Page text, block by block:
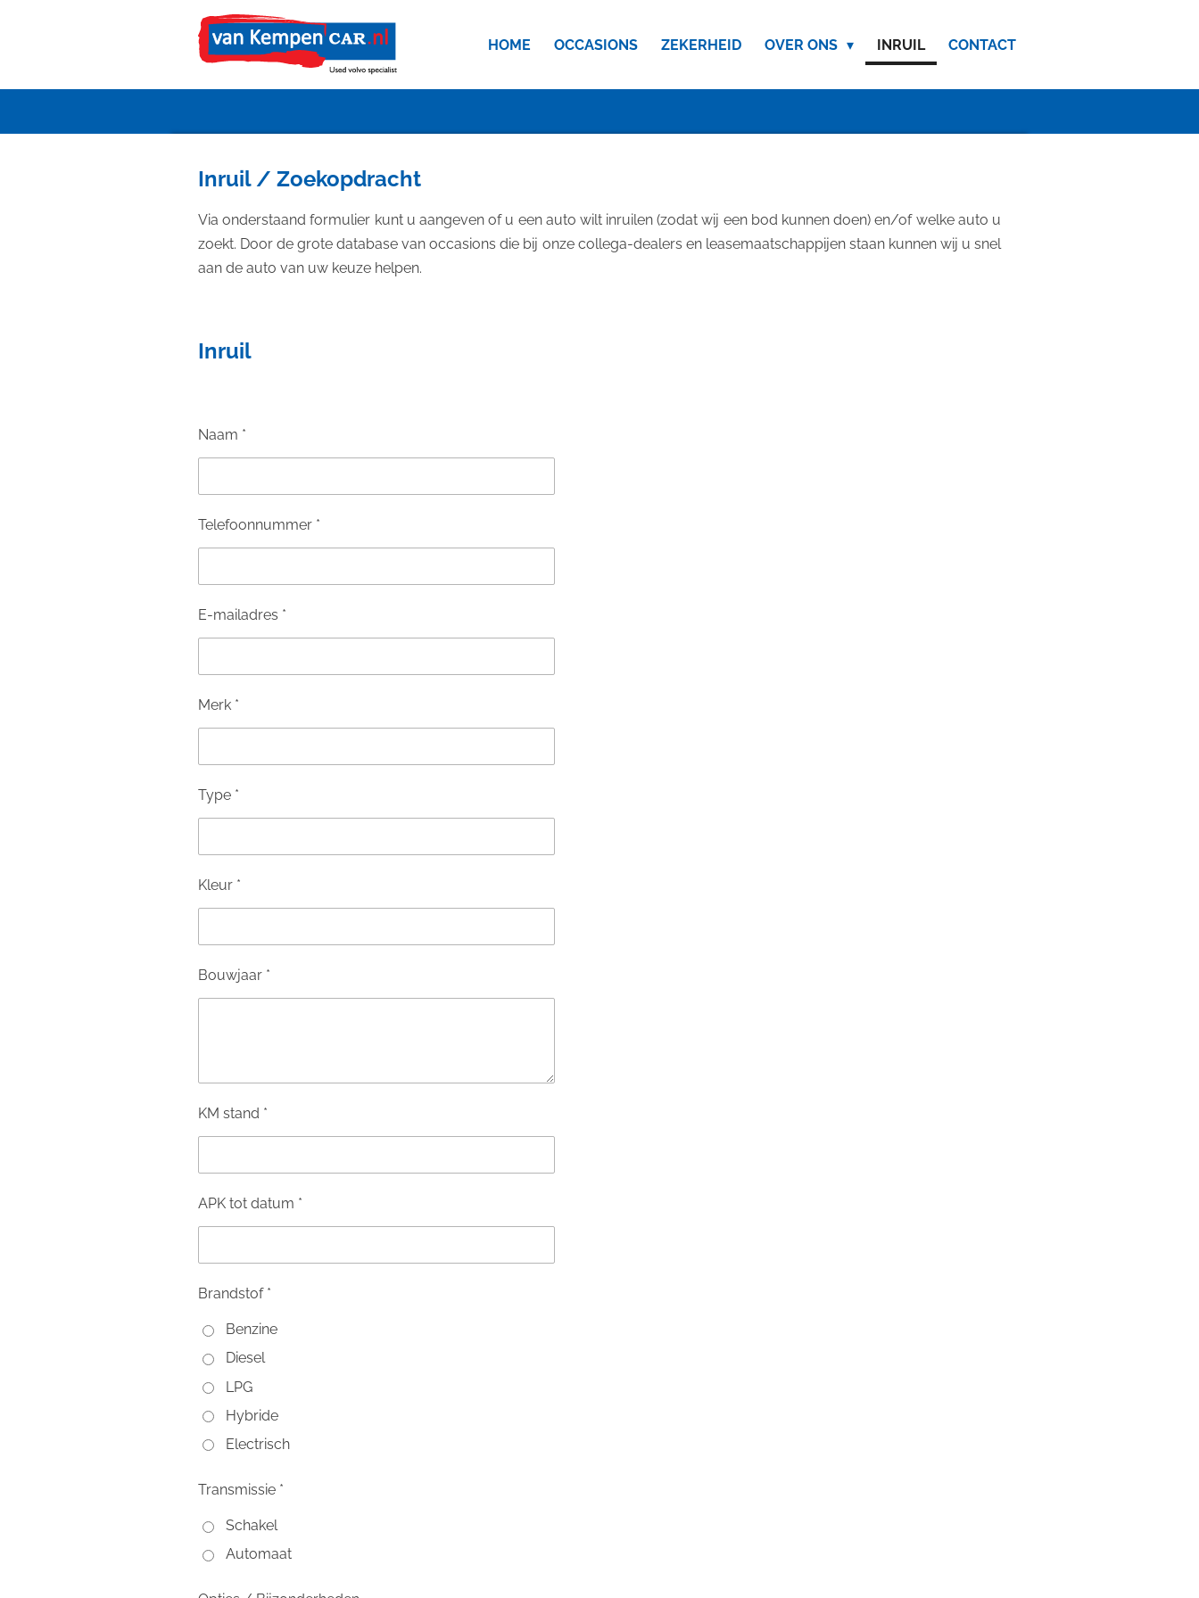
de
HOME OCCASIONS ZEKERHEID OVER ONS INRUIL CONTACT
Inruil / Zoekopdracht
Via onderstaand formulier kunt u aangeven of u een auto wilt inruilen (zodat wij een bod kunnen doen) en/of welke auto u
zoekt. Door de grote database van occasions die bij onze collega-dealers en leasemaatschappijen staan kunnen wij u snel
aan de auto van uw keuze helpen.
Inruil
Naam *
Telefoonnummer *
E-mailadres *
Merk *
Type *
Kleur *
Bouwjaar *
KM stand *
APK tot datum *
Brandstof *
Benzine
Diesel
LPG
Hybride
Electrisch
Transmissie *
Schakel
Automaat